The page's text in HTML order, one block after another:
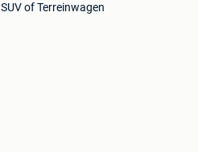
SUV of Terreinwagen